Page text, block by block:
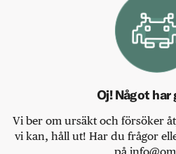
Oj! Något
Vi ber om ursäkt och försöker
vi kan, håll ut! Har du frågor